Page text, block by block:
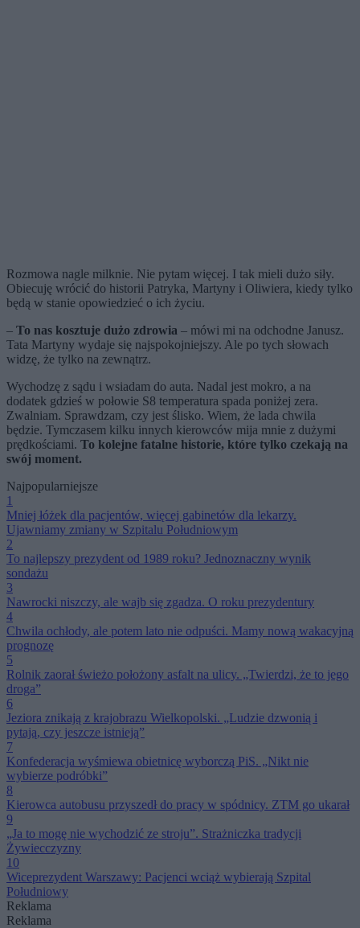
Rozmowa nagle milknie. Nie pytam więcej. I tak mieli dużo siły.
Obiecuję wrócić do historii Patryka, Martyny i Oliwiera, kiedy tylko
będą w stanie opowiedzieć o ich życiu.
– To nas kosztuje dużo zdrowia – mówi mi na odchodne Janusz.
Tata Martyny wydaje się najspokojniejszy. Ale po tych słowach
widzę, że tylko na zewnątrz.
Wychodzę z sądu i wsiadam do auta. Nadal jest mokro, a na
dodatek gdzieś w połowie S8 temperatura spada poniżej zera.
Zwalniam. Sprawdzam, czy jest ślisko. Wiem, że lada chwila
będzie. Tymczasem kilku innych kierowców mija mnie z dużymi
prędkościami. To kolejne fatalne historie, które tylko czekają na
swój moment.
Najpopularniejsze
1
Mniej łóżek dla pacjentów, więcej gabinetów dla lekarzy.
Ujawniamy zmiany w Szpitalu Południowym
2
To najlepszy prezydent od 1989 roku? Jednoznaczny wynik
sondażu
3
Nawrocki niszczy, ale wajb się zgadza. O roku prezydentury
4
Chwila ochłody, ale potem lato nie odpuści. Mamy nową wakacyjną
prognozę
5
Rolnik zaorał świeżo położony asfalt na ulicy. „Twierdzi, że to jego
droga”
6
Jeziora znikają z krajobrazu Wielkopolski. „Ludzie dzwonią i
pytają, czy jeszcze istnieją”
7
Konfederacja wyśmiewa obietnicę wyborczą PiS. „Nikt nie
wybierze podróbki”
8
Kierowca autobusu przyszedł do pracy w spódnicy. ZTM go ukarał
9
„Ja to mogę nie wychodzić ze stroju”. Strażniczka tradycji
Żywiecczyzny
10
Wiceprezydent Warszawy: Pacjenci wciąż wybierają Szpital
Południowy
Reklama
Reklama